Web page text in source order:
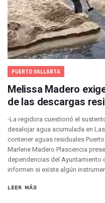
Tras Caer
Dictan
Juan Carlos
Puente
C5 Jalisco
Lamenta
Alejandro,
Bloquean
Recuerdan
Vallarta
Peritajes
IDEFT Y
PAN Vallarta
No Ha
Convocan A
PUERTO VALLARTA
Melissa Madero
de las descargas
-La regidora cuestionó el
desalojar agua acumulada en
contener aguas residuales
Marlene Madero Plascencia
dependencias del Ayuntamiento
informen si existe algún
LEER MÁS